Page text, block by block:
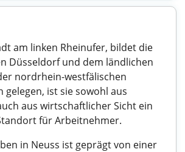
am linken Rheinufer, bildet die
Düsseldorf und dem ländlichen
nordrhein-westfälischen
ist sie sowohl aus
aus wirtschaftlicher Sicht ein
für Arbeitnehmer.
in Neuss ist geprägt von einer